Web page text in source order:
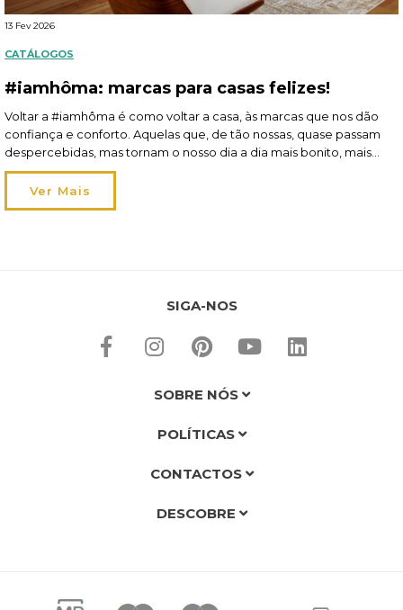
13 Fev 2026
CATÁLOGOS
#iamhôma: marcas para casas felizes!
Voltar a #iamhôma é como voltar a casa, às marcas que nos dão
confiança e conforto. Aquelas que, de tão nossas, quase passam
despercebidas, mas tornam o nosso dia a dia mais bonito, mais
funcional e mais feliz. Claro que falamos de Atmosphera, 5five e
Hespéride! São estas três marcas que dão vida aos nossos […]
Ver Mais
SIGA-NOS
SOBRE NÓS
POLÍTICAS
CONTACTOS
DESCOBRE